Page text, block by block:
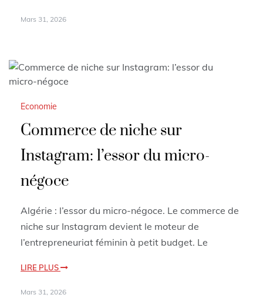
Mars 31, 2026
Economie
Commerce de niche sur
Instagram: l’essor du micro-
négoce
Algérie : l’essor du micro-négoce. Le commerce de
niche sur Instagram devient le moteur de
l’entrepreneuriat féminin à petit budget. Le
LIRE PLUS
Mars 31, 2026